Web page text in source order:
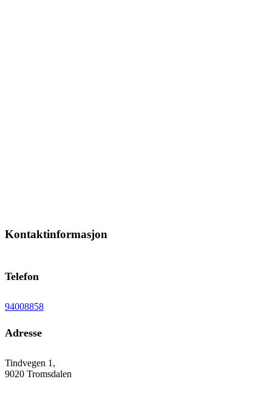
Kontaktinformasjon
Telefon
94008858
Adresse
Tindvegen 1,
9020 Tromsdalen